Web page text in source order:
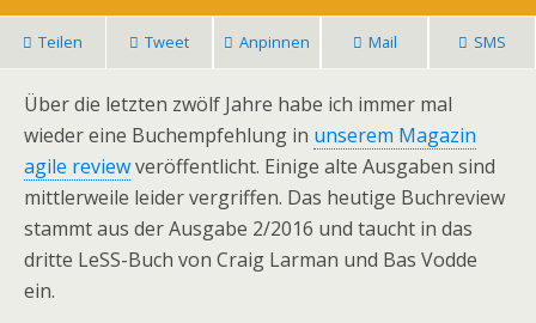
Teilen Tweet Anpinnen Mail SMS
Über die letzten zwölf Jahre habe ich immer mal
wieder eine Buchempfehlung in unserem Magazin
agile reviewveröffentlicht. Einige alte Ausgaben sind
mittlerweile leider vergriffen. Das heutige Buchreview
stammt aus der Ausgabe 2/2016 und taucht in das
dritte LeSS-Buch von Craig Larman und Bas Vodde
ein.